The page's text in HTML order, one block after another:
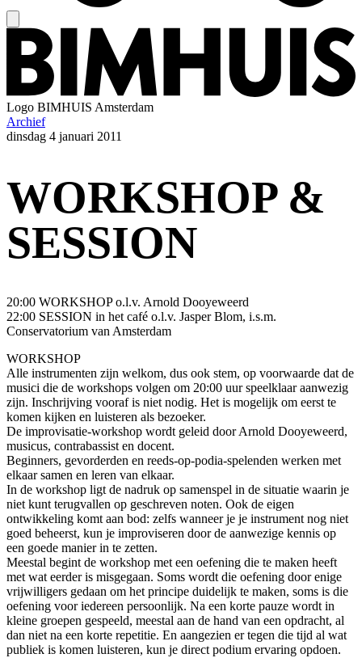
Logo BIMHUIS Amsterdam
Archief
dinsdag 4 januari 2011
WORKSHOP &
SESSION
20:00 WORKSHOP o.l.v. Arnold Dooyeweerd
22:00 SESSION in het café o.l.v. Jasper Blom, i.s.m.
Conservatorium van Amsterdam
WORKSHOP
Alle instrumenten zijn welkom, dus ook stem, op voorwaarde dat de
musici die de workshops volgen om 20:00 uur speelklaar aanwezig
zijn. Inschrijving vooraf is niet nodig. Het is mogelijk om eerst te
komen kijken en luisteren als bezoeker.
De improvisatie-workshop wordt geleid door Arnold Dooyeweerd,
musicus, contrabassist en docent.
Beginners, gevorderden en reeds-op-podia-spelenden werken met
elkaar samen en leren van elkaar.
In de workshop ligt de nadruk op samenspel in de situatie waarin je
niet kunt terugvallen op geschreven noten. Ook de eigen
ontwikkeling komt aan bod: zelfs wanneer je je instrument nog niet
goed beheerst, kun je improviseren door de aanwezige kennis op
een goede manier in te zetten.
Meestal begint de workshop met een oefening die te maken heeft
met wat eerder is misgegaan. Soms wordt die oefening door enige
vrijwilligers gedaan om het principe duidelijk te maken, soms is die
oefening voor iedereen persoonlijk. Na een korte pauze wordt in
kleine groepen gespeeld, meestal aan de hand van een opdracht, al
dan niet na een korte repetitie. En aangezien er tegen die tijd al wat
publiek is komen luisteren, kun je direct podium ervaring opdoen.